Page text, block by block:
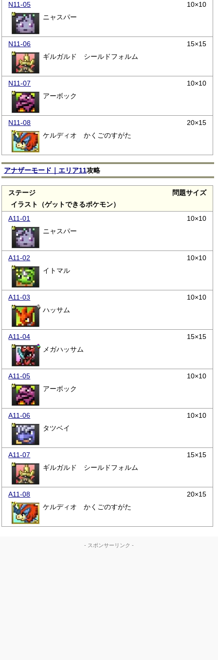
N11-05
10×10
ニャスパー
N11-06
15×15
ギルガルド シールドフォルム
N11-07
10×10
アーボック
N11-08
20×15
ケルディオ かくごのすがた
アナザーモード｜エリア11攻略
ステージ
問題サイズ
イラスト（ゲットできるポケモン）
A11-01
10×10
ニャスパー
A11-02
10×10
イトマル
A11-03
10×10
ハッサム
A11-04
15×15
メガハッサム
A11-05
10×10
アーボック
A11-06
10×10
タツベイ
A11-07
15×15
ギルガルド シールドフォルム
A11-08
20×15
ケルディオ かくごのすがた
- スポンサーリンク -